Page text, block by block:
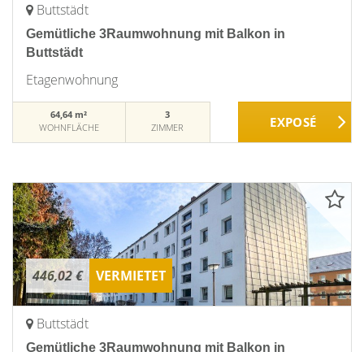
Buttstädt
Gemütliche 3Raumwohnung mit Balkon in
Buttstädt
Etagenwohnung
64,64 m²
WOHNFLÄCHE
3
ZIMMER
446,02 € VERMIETET
Buttstädt
Gemütliche 3Raumwohnung mit Balkon in